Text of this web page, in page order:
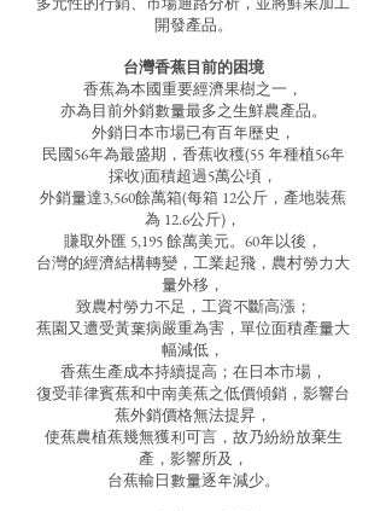
開發產品。
台灣香蕉目前的困境
香蕉為本國重要經濟果樹之一，
亦為目前外銷數量最多之生鮮農產品。
外銷日本市場已有百年歷史，
民國56年為最盛期，香蕉收穫(55 年種植56年
採收)面積超過5萬公頃，
外銷量達3,560餘萬箱(每箱 12公斤，產地裝蕉
為 12.6公斤)，
賺取外匯 5,195 餘萬美元。60年以後，
台灣的經濟結構轉變，工業起飛，農村勞力大
量外移，
致農村勞力不足，工資不斷高漲；
蕉園又遭受黃葉病嚴重為害，單位面積產量大
幅減低，
香蕉生產成本持續提高；在日本市場，
復受菲律賓蕉和中南美蕉之低價傾銷，影響台
蕉外銷價格無法提昇，
使蕉農植蕉幾無獲利可言，故乃紛紛放棄生
產，影響所及，
台蕉輸日數量逐年減少。